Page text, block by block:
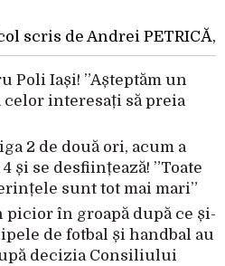
scris de Andrei PETRICĂ‚
Poli Iași! ”Așteptăm un
interesați să preia
2 de două ori, acum a
și se desființează! ”Toate
sunt tot mai mari”
picior în groapă după ce și-
de fotbal și handbal au
decizia Consiliului